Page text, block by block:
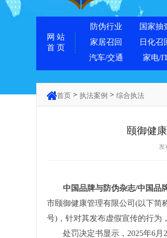
网 站
首 页
防伪行业 国家抽
家居召回
日化召
汽车/交通
家电/
首页 > 执法案例 > 综合执法
颐御健
发
中国品牌与防伪杂志/中国品
市颐御健康管理有限公司(以下简
号)，针对其发布虚假宣传的行为
处罚决定书显示，2025年6月